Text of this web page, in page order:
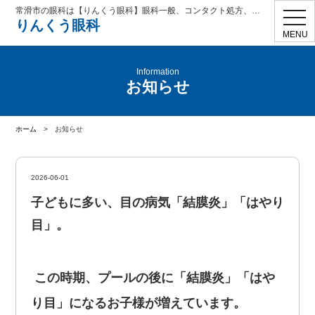
MENU
常滑市の眼科は【りんくう眼科】眼科一般、コンタクト処方、学校検診、花粉症、ドライアイ、眼精疲労
りんくう眼科
Information
お知らせ
ホーム > お知らせ
2026-06-01
子どもに多い、目の病気「結膜炎」「はやり
目」。
この時期、プールの後に「結膜炎」「はや
り目」になるお子様が増えています。